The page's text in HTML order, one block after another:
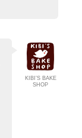
KIBI’S BAKE
SHOP